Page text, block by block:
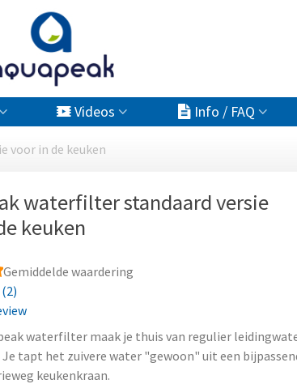
Videos Info / FAQ
voor in de keuken
waterfilter standaard versie
keuken
Gemiddelde waardering
waterfilter maak je thuis van regulier
Je tapt het zuivere water "gewoon" uit een
keukenkraan.